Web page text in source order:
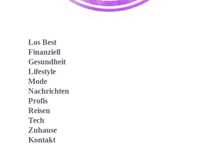
Los Best
Finanziell
Gesundheit
Lifestyle
Mode
Nachrichten
Profis
Reisen
Tech
Zuhause
Kontakt